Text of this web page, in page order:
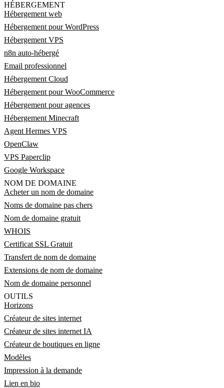
HÉBERGEMENT
Hébergement web
Hébergement pour WordPress
Hébergement VPS
n8n auto-hébergé
Email professionnel
Hébergement Cloud
Hébergement pour WooCommerce
Hébergement pour agences
Hébergement Minecraft
Agent Hermes VPS
OpenClaw
VPS Paperclip
Google Workspace
NOM DE DOMAINE
Acheter un nom de domaine
Noms de domaine pas chers
Nom de domaine gratuit
WHOIS
Certificat SSL Gratuit
Transfert de nom de domaine
Extensions de nom de domaine
Nom de domaine personnel
OUTILS
Horizons
Créateur de sites internet
Créateur de sites internet IA
Créateur de boutiques en ligne
Modèles
Impression à la demande
Lien en bio